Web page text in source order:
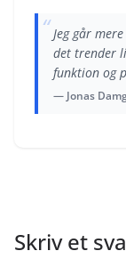
“Jeg går
det trender
funktion og
— Jonas
Skriv et